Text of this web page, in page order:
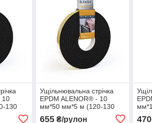
10
130
Ущільнювальна стрічка
EPDM ALENOR® - 10
мм*50 мм*5 м (120-130
655₴/рулон 470